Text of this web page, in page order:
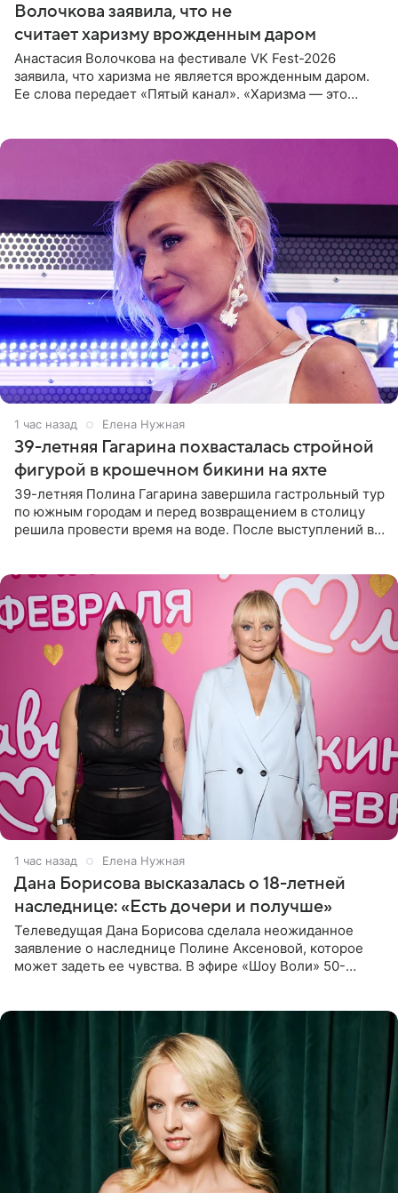
Волочкова заявила, что не
считает харизму врожденным даром
Анастасия Волочкова на фестивале VK Fest-2026
заявила, что харизма не является врожденным даром.
Ее слова передает «Пятый канал». «Харизма — это
1 час назад Елена Нужная
39-летняя Гагарина похвасталась стройной
фигурой в крошечном бикини на яхте
39-летняя Полина Гагарина завершила гастрольный тур
по южным городам и перед возвращением в столицу
решила провести время на воде. После выступлений в
1 час назад Елена Нужная
Дана Борисова высказалась о 18-летней
наследнице: «Есть дочери и получше»
Телеведущая Дана Борисова сделала неожиданное
заявление о наследнице Полине Аксеновой, которое
может задеть ее чувства. В эфире «Шоу Воли» 50-